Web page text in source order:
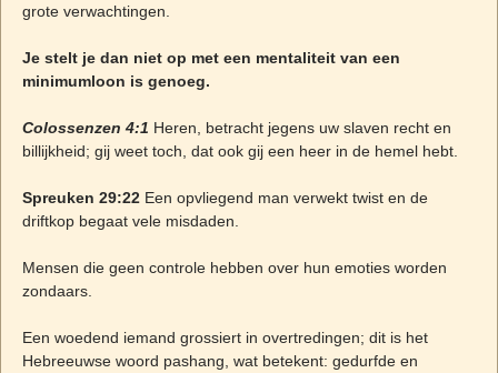
grote verwachtingen.
Je stelt je dan niet op met een mentaliteit van een
minimumloon is genoeg.
Colossenzen 4:1 Heren, betracht jegens uw slaven recht en
billijkheid; gij weet toch, dat ook gij een heer in de hemel hebt.
Spreuken 29:22Een opvliegend man verwekt twist en de
driftkop begaat vele misdaden.
Mensen die geen controle hebben over hun emoties worden
zondaars.
Een woedend iemand grossiert in overtredingen; dit is het
Hebreeuwse woord pashang, wat betekent: gedurfde en